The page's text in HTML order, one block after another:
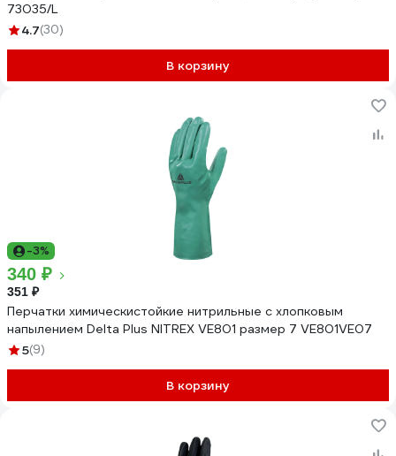
73035/L
4.7(30)
В корзину
-3%
340 ₽
351 ₽
Перчатки химическистойкие нитрильные с хлопковым
напылением Delta Plus NITREX VE801 размер 7 VE801VE07
5(9)
В корзину